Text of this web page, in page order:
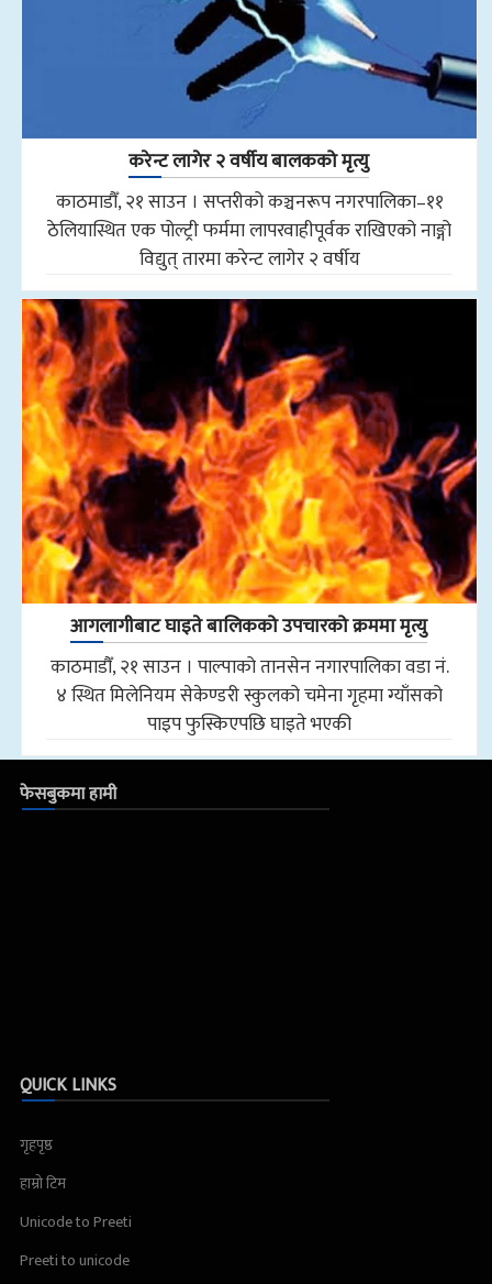
करेन्ट लागेर २ वर्षीय बालकको मृत्यु
काठमाडौँ, २१ साउन । सप्तरीको कञ्चनरूप नगरपालिका–११
ठेलियास्थित एक पोल्ट्री फर्ममा लापरवाहीपूर्वक राखिएको नाङ्गो
विद्युत् तारमा करेन्ट लागेर २ वर्षीय
आगलागीबाट घाइते बालिकको उपचारको क्रममा मृत्यु
काठमाडौँ, २१ साउन । पाल्पाको तानसेन नगारपालिका वडा नं.
४ स्थित मिलेनियम सेकेण्डरी स्कुलको चमेना गृहमा ग्याँसको
पाइप फुस्किएपछि घाइते भएकी
फेसबुकमा हामी
QUICK LINKS
गृहपृष्ठ
हाम्रो टिम
Unicode to Preeti
Preeti to unicode